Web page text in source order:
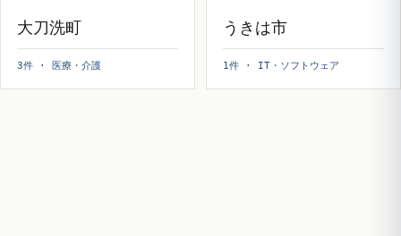
大刀洗町
3件 · 医療・介護
うきは市
1件 · IT・ソフトウェア